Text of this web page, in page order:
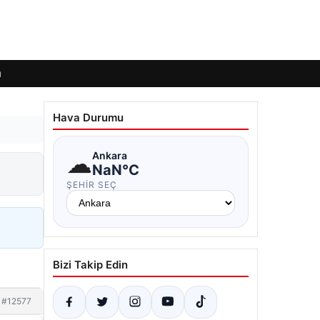
#12577
Hava Durumu
☁Ankara
NaN°C
ŞEHIR SEÇ
Bizi Takip Edin